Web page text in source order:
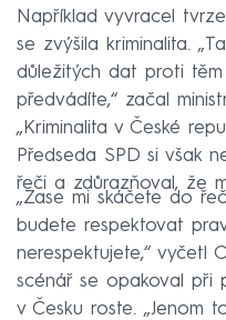
Například vyvracel
se zvýšila kriminalita.
důležitých dat proti těm
předvádíte,“ začal
„Kriminalita v České
Předseda SPD si však
řeči a zdůrazňoval, že
„Zase mi skáčete do
budete respektovat
nerespektujete,“ vyčetl
scénář se opakoval při
v Česku roste. „Jenom